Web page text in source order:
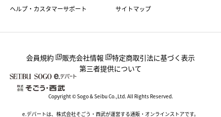
ヘルプ・カスタマーサポート サイトマップ
会員規約 販売会社情報
特定商取引法に基づく表示
第三者提供について
Copyright © Sogo & Seibu Co.,Ltd. All Rights Reserved.
e.デパートは、株式会社そごう・西武が運営する通販・オンラインストアです。